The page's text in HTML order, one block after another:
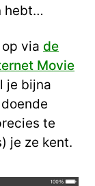
hebt…
via de
Movie
je bijna
te
je ze kent.